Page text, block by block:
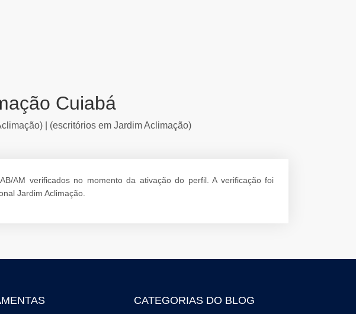
Cuiabá
| (escritórios em Jardim Aclimação)
AM verificados no momento da ativação do perfil. A verificação foi
Jardim Aclimação.
CATEGORIAS DO BLOG